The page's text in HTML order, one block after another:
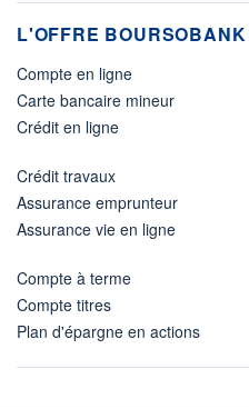
L'OFFRE BOURSOBANK
Compte en ligne
Carte bancaire mineur
Crédit en ligne
Crédit travaux
Assurance emprunteur
Assurance vie en ligne
Compte à terme
Compte titres
Plan d'épargne en actions